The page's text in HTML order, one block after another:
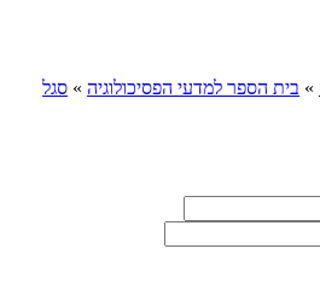
» בית הספר למדעי הפסיכולוגיה » סגל